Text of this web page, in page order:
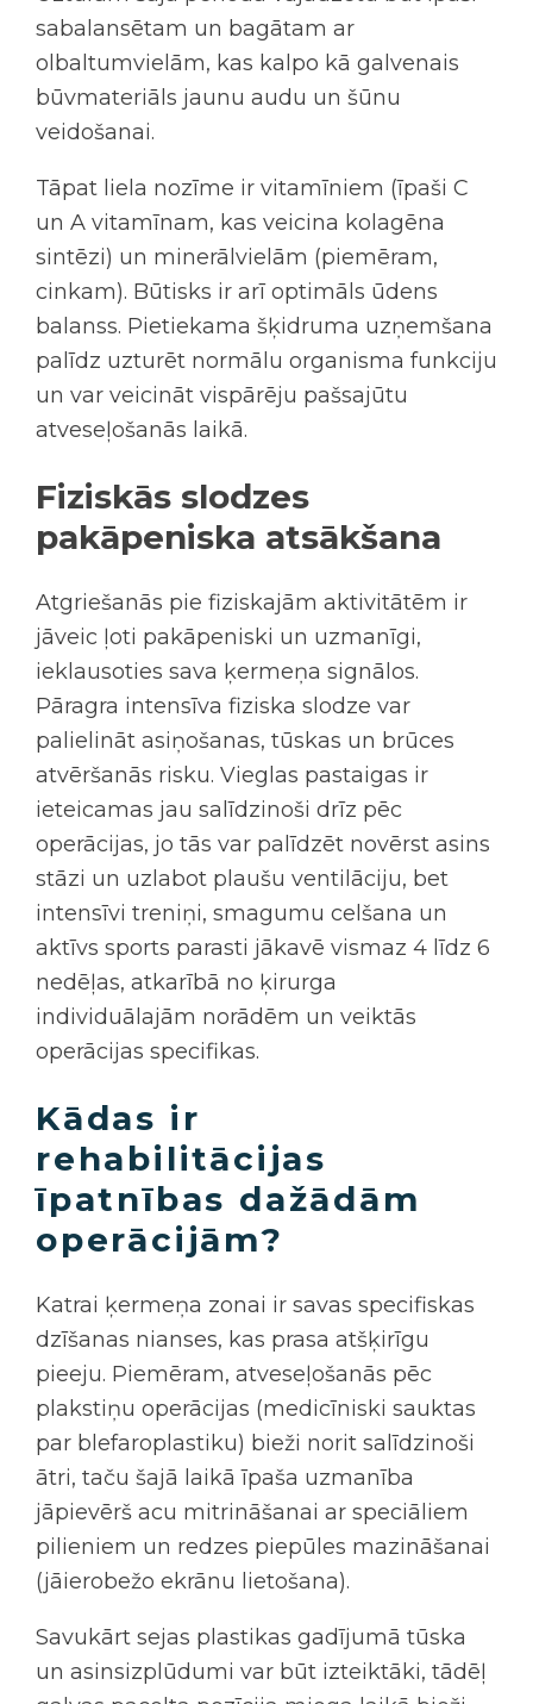
sabalansētam un bagātam ar
olbaltumvielām, kas kalpo kā galvenais
būvmateriāls jaunu audu un šūnu
veidošanai.
Tāpat liela nozīme ir vitamīniem (īpaši C
un A vitamīnam, kas veicina kolagēna
sintēzi) un minerālvielām (piemēram,
cinkam). Būtisks ir arī optimāls ūdens
balanss. Pietiekama šķidruma uzņemšana
palīdz uzturēt normālu organisma funkciju
un var veicināt vispārēju pašsajūtu
atveseļošanās laikā.
Fiziskās slodzes
pakāpeniska atsākšana
Atgriešanās pie fiziskajām aktivitātēm ir
jāveic ļoti pakāpeniski un uzmanīgi,
ieklausoties sava ķermeņa signālos.
Pāragra intensīva fiziska slodze var
palielināt asiņošanas, tūskas un brūces
atvēršanās risku. Vieglas pastaigas ir
ieteicamas jau salīdzinoši drīz pēc
operācijas, jo tās var palīdzēt novērst asins
stāzi un uzlabot plaušu ventilāciju, bet
intensīvi treniņi, smagumu celšana un
aktīvs sports parasti jākavē vismaz 4 līdz 6
nedēļas, atkarībā no ķirurga
individuālajām norādēm un veiktās
operācijas specifikas.
Kādas ir
rehabilitācijas
īpatnības dažādām
operācijām?
Katrai ķermeņa zonai ir savas specifiskas
dzīšanas nianses, kas prasa atšķirīgu
pieeju. Piemēram, atveseļošanās pēc
plakstiņu operācijas (medicīniski sauktas
par blefaroplastiku) bieži norit salīdzinoši
ātri, taču šajā laikā īpaša uzmanība
jāpievērš acu mitrināšanai ar speciāliem
pilieniem un redzes piepūles mazināšanai
(jāierobežo ekrānu lietošana).
Savukārt sejas plastikas gadījumā tūska
un asinsizplūdumi var būt izteiktāki, tādēļ